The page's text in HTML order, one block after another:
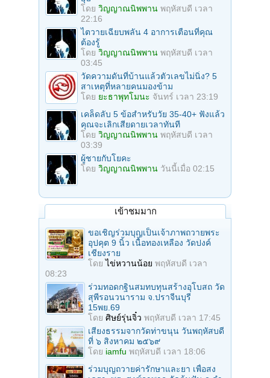
โดย วิญญาณนิพพาน พฤหัสบดี เวลา
22:16
ไตวายเฉียบพลัน 4 อาการเตือนที่คุณ
ต้องรู้
โดย วิญญาณนิพพาน พฤหัสบดี เวลา
03:45
วัดความดันที่บ้านแล้วตัวเลขไม่นิ่ง? 5
สาเหตุที่หลายคนมองข้าม
โดย ยะธาพุทโมนะ จันทร์ เวลา 23:19
เคล็ดลับ 5 ข้อสำหรับวัย 35-40+ ฟังแล้ว
คุณจะเลิกเสียดายเวลาทันที
โดย วิญญาณนิพพาน พฤหัสบดี เวลา
03:39
ผู้ชายกับโยคะ
โดย วิญญาณนิพพาน วันนี้เมื่อ 02:15
เข้าชมมาก
ขอเชิญร่วมบุญเป็นเจ้าภาพถวายพระ
อุปคุต 9 นิ้ว เนื้อทองเหลือง วัดปงค์
เชียงราย
โดยไข่หวานน้อย พฤหัสบดี เวลา
08:23
ร่วมทอดกฐินสมทบทุนสร้างอุโบสถ วัด
สุพีรอนวนาราม จ.ปราจีนบุรี
15พย.69
โดย ศิษย์รุ่นจิ๋ว พฤหัสบดี เวลา 17:45
เสียงธรรมจากวัดท่าขนุน วันพฤหัสบดี
ที่ ๖ สิงหาคม ๒๕๖๙
โดย iamfu พฤหัสบดี เวลา 18:06
ร่วมบุญถวายค่ารักษาและยา เพื่อสง